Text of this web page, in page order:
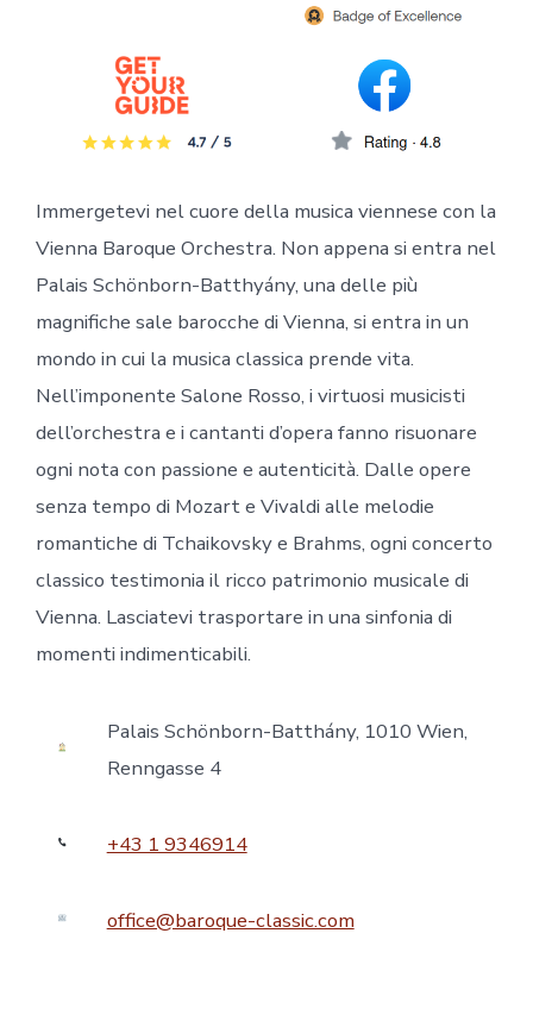
Immergetevi nel cuore della musica viennese con la
Vienna Baroque Orchestra. Non appena si entra nel
Palais Schönborn-Batthyány, una delle più
magnifiche sale barocche di Vienna, si entra in un
mondo in cui la musica classica prende vita.
Nell’imponente Salone Rosso, i virtuosi musicisti
dell’orchestra e i cantanti d’opera fanno risuonare
ogni nota con passione e autenticità. Dalle opere
senza tempo di Mozart e Vivaldi alle melodie
romantiche di Tchaikovsky e Brahms, ogni concerto
classico testimonia il ricco patrimonio musicale di
Vienna. Lasciatevi trasportare in una sinfonia di
momenti indimenticabili.
Palais Schönborn-Batthány, 1010 Wien,
Renngasse 4
+43 1 9346914
office@baroque-classic.com